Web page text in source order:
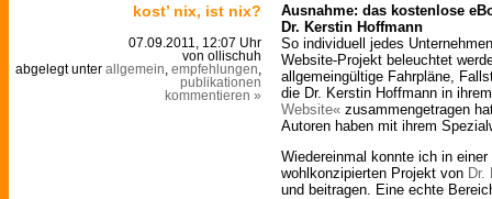
kost’ nix, ist nix?
07.09.2011, 12:07 Uhr
von ollischuh
abgelegt unter allgemein empfehlungen
publikationen
kommentieren »
Ausnahme: das kostenlose
Dr. Kerstin Hoffmann
So individuell jedes
Website-Projekt beleuchtet
allgemeingültige Fahrpläne,
die Dr. Kerstin Hoffmann in
Website« zusammengetragen
Autoren haben mit ihrem
Wiedereinmal konnte ich in
wohlkonzipierten Projekt von Dr.
und beitragen. Eine echte